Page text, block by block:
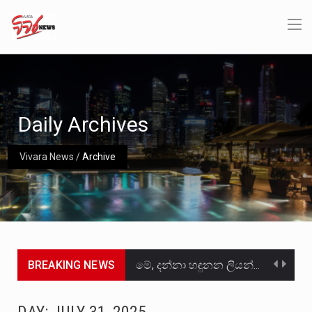
Vivara News /Archive
Daily Archives
BREAKING NEWS මේ, දන්නා හඳුනන ලියන්නකුගේ නන්නාඳුනන අඩවියක සැරිසරා ලද ආස්වාදනීය මොහොතක සිංහාවලෝකනයකි .කෙටි කවියක දිගු බර…